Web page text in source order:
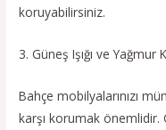
koruyabilirsiniz.
3. Güneş Işığı ve Yağmur
Bahçe mobilyalarınızı
karşı korumak önemlidir.